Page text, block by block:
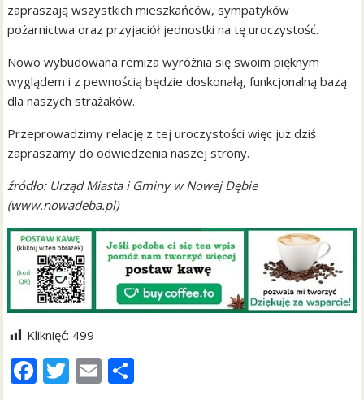
zapraszają wszystkich mieszkańców, sympatyków
pożarnictwa oraz przyjaciół jednostki na tę uroczystość.
Nowo wybudowana remiza wyróżnia się swoim pięknym
wyglądem i z pewnością będzie doskonałą, funkcjonalną bazą
dla naszych strażaków.
Przeprowadzimy relację z tej uroczystości więc już dziś
zapraszamy do odwiedzenia naszej strony.
źródło: Urząd Miasta i Gminy w Nowej Dębie
(www.nowadeba.pl)
Kliknięć: 499
F T E